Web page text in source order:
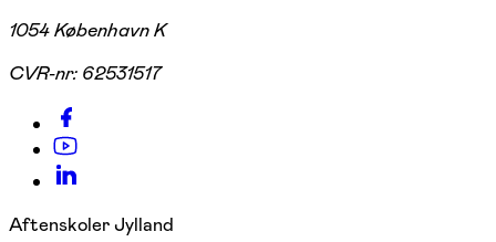
1054 København K
CVR-nr: 62531517
Aftenskoler Jylland